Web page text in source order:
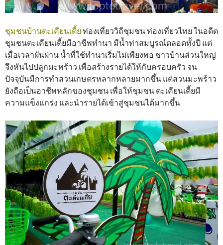
ชุมชนบ้านตะเคียนเตี้ย ท่องเที่ยววิถีชุมชน ท่องเที่ยวไทย ในอดีต
ชุมชนตะเคียนเตี้ยมีอาชีพทำนา มีน้ำท่าสมบูรณ์ตลอดทั้งปี แต่
เมื่อเวลาผันผ่าน น้ำที่ใช้ทำนาเริ่มไม่เพียงพอ ชาวบ้านส่วนใหญ่
จึงหันไปปลูกมะพร้าว เพื่อสร้างรายได้ให้กับครอบครัว จน
ปัจจุบันมีการทำสวนเกษตรหลากหลายมากขึ้น แต่สวนมะพร้าว
ยังถือเป็นอาชีพหลักของชุมชน เพื่อให้ชุมชน ตะเคียนเตี้ยมี
ความแข็งแกร่ง และนำรายได้เข้าสู่ชุมชนได้มากขึ้น